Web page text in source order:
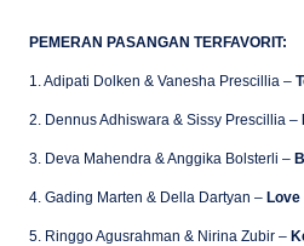
PEMERAN PASANGAN TERFAVORIT:
1. Adipati Dolken & Vanesha Prescillia –
2. Dennus Adhiswara & Sissy Prescillia –
3. Deva Mahendra & Anggika Bolsterli –
4. Gading Marten & Della Dartyan – Love
5. Ringgo Agusrahman & Nirina Zubir –